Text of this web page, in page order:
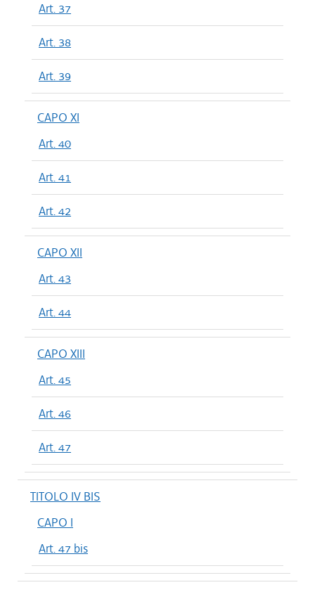
Art. 37
Art. 38
Art. 39
CAPO XI
Art. 40
Art. 41
Art. 42
CAPO XII
Art. 43
Art. 44
CAPO XIII
Art. 45
Art. 46
Art. 47
TITOLO IV BIS
CAPO I
Art. 47 bis